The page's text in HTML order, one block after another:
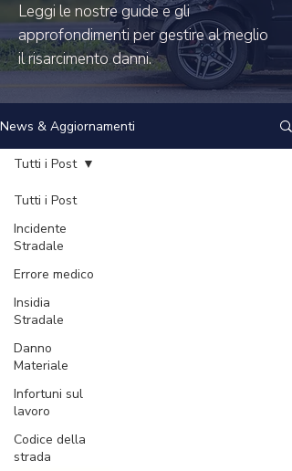
Leggi le nostre guide e gli
approfondimenti per gestire al meglio
il risarcimento danni.
News & Aggiornamenti
Tutti i Post
Incidente
Stradale
Errore medico
Insidia
Stradale
Danno
Materiale
Infortuni sul
lavoro
Codice della
strada
Tutti i Post